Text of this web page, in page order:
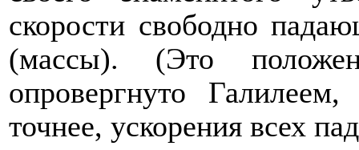
скорости свободно
(массы). (Это
опровергнуто
точнее, ускорения всех